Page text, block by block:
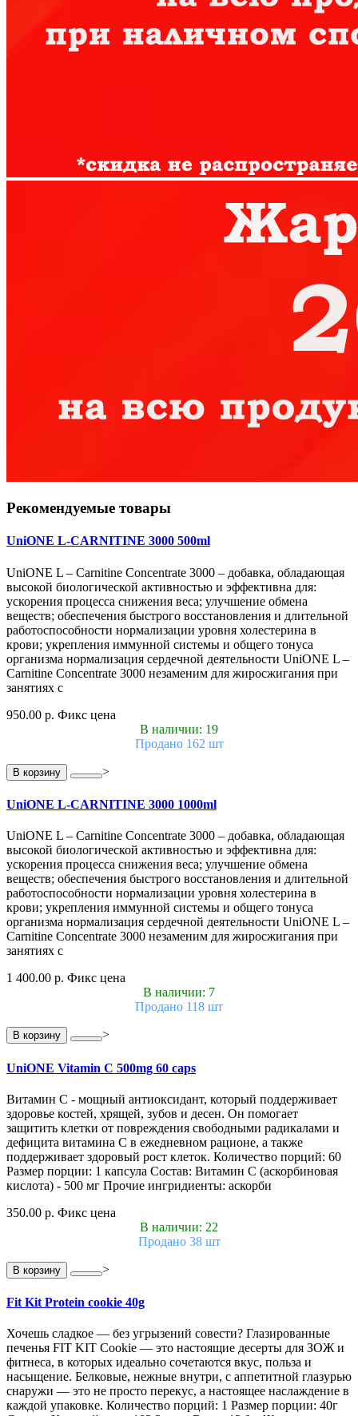
Рекомендуемые товары
UniONE L-CARNITINE 3000 500ml
UniONE L – Carnitine Concentrate 3000 – добавка, обладающая
высокой биологической активностью и эффективна для:
ускорения процесса снижения веса; улучшение обмена
веществ; обеспечения быстрого восстановления и длительной
работоспособности нормализации уровня холестерина в
крови; укрепления иммунной системы и общего тонуса
организма нормализация сердечной деятельности UniONE L –
Carnitine Concentrate 3000 незаменим для жиросжигания при
занятиях с
950.00 р. Фикс цена
В наличии: 19
Продано 162 шт
В корзину >
UniONE L-CARNITINE 3000 1000ml
UniONE L – Carnitine Concentrate 3000 – добавка, обладающая
высокой биологической активностью и эффективна для:
ускорения процесса снижения веса; улучшение обмена
веществ; обеспечения быстрого восстановления и длительной
работоспособности нормализации уровня холестерина в
крови; укрепления иммунной системы и общего тонуса
организма нормализация сердечной деятельности UniONE L –
Carnitine Concentrate 3000 незаменим для жиросжигания при
занятиях с
1 400.00 р. Фикс цена
В наличии: 7
Продано 118 шт
В корзину >
UniONE Vitamin С 500mg 60 caps
Витамин С - мощный антиоксидант, который поддерживает
здоровье костей, хрящей, зубов и десен. Он помогает
защитить клетки от повреждения свободными радикалами и
дефицита витамина С в ежедневном рационе, а также
поддерживает здоровый рост клеток. Количество порций: 60
Размер порции: 1 капсула Состав: Витамин С (аскорбиновая
кислота) - 500 мг Прочие ингридиенты: аскорби
350.00 р. Фикс цена
В наличии: 22
Продано 38 шт
В корзину >
Fit Kit Protein cookie 40g
Хочешь сладкое — без угрызений совести? Глазированные
печенья FIT KIT Cookie — это настоящие десерты для ЗОЖ и
фитнеса, в которых идеально сочетаются вкус, польза и
насыщение. Белковые, нежные внутри, с аппетитной глазурью
снаружи — это не просто перекус, а настоящее наслаждение в
каждой упаковке. Количество порций: 1 Размер порции: 40г